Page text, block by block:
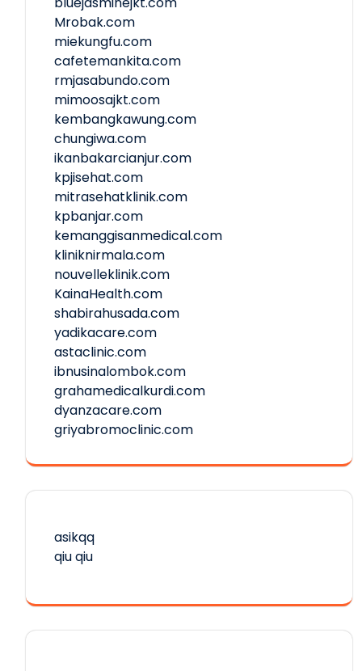
Mrobak.com
miekungfu.com
cafetemankita.com
rmjasabundo.com
mimoosajkt.com
kembangkawung.com
chungiwa.com
ikanbakarcianjur.com
kpjisehat.com
mitrasehatklinik.com
kpbanjar.com
kemanggisanmedical.com
kliniknirmala.com
nouvelleklinik.com
KainaHealth.com
shabirahusada.com
yadikacare.com
astaclinic.com
ibnusinalombok.com
grahamedicalkurdi.com
dyanzacare.com
griyabromoclinic.com
asikqq
qiu qiu